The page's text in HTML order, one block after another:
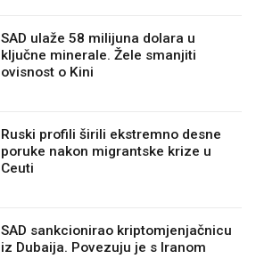
SAD ulaže 58 milijuna dolara u
ključne minerale. Žele smanjiti
ovisnost o Kini
Ruski profili širili ekstremno desne
poruke nakon migrantske krize u
Ceuti
SAD sankcionirao kriptomjenjačnicu
iz Dubaija. Povezuju je s Iranom